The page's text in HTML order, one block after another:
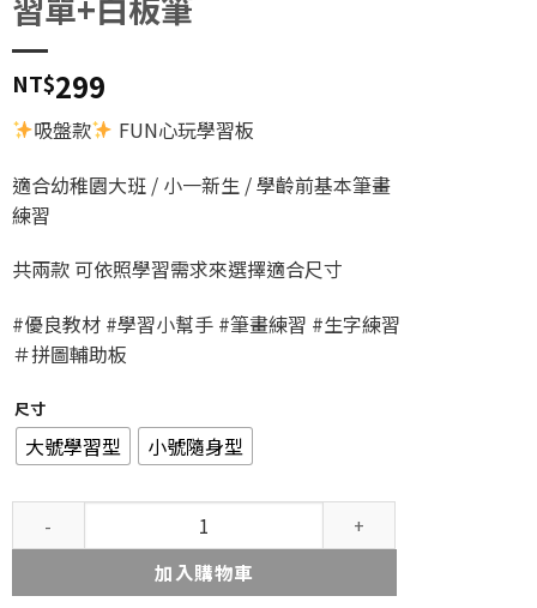
NT$299
吸盤款
FUN心玩學習板
適合幼稚園大班 / 小一新生 / 學齡前基本筆畫
練習
共兩款 可依照學習需求來選擇適合尺寸
#優良教材 #學習小幫手 #筆畫練習 #生字練習
＃拼圖輔助板
尺寸
大號學習型 小號隨身型
艾可貝可 [新品] 台灣製-FUN心玩學習板
加入購物車